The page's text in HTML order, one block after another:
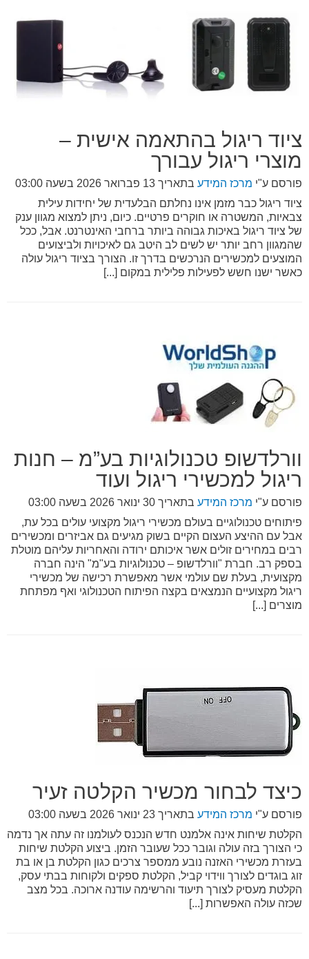
ציוד ריגול בהתאמה אישית –
מוצרי ריגול עבורך
פורסם ע"י מרכז המידע בתאריך 13 פברואר 2026 בשעה 03:00
ציוד ריגול כבר מזמן אינו נחלתם הבלעדית של יחידות עילית
צבאיות, המשטרה או חוקרים פרטיים. כיום, ניתן למצוא מגוון ענק
של ציוד ריגול באיכות גבוהה ביותר ברחבי האינטרנט. אבל, ככל
שהמגוון רחב יותר יש לשים לב היטב גם לאיכויות ולביצועים
המוצעים למכשירים הנרכשים בדרך זו. הצורך בציוד ריגול עולה
כאשר ישנו חשש לפעילות פלילית במקום [...]
וורלדשופ טכנולוגיות בע”מ – חנות
ריגול למכשירי ריגול ועוד
פורסם ע"י מרכז המידע בתאריך 30 ינואר 2026 בשעה 03:00
פיתוחים טכנולוגיים בעולם מכשירי ריגול מקצועי עולים בכל עת,
אבל עם ההיצע העצום הקיים בשוק מגיעים גם אביזרים ומכשירים
רבים במחירים זולים אשר איכותם ירודה והאחריות עליהם מוטלת
בספק רב. חברת "וורלדשופ – טכנולוגיות בע"מ" הינה חברה
מקצועית, בעלת שם עולמי אשר מאפשרת רכישה של מכשירי
ריגול מקצועיים הנמצאים בקצה הפיתוח הטכנולוגי ואף מפתחת
מוצרים [...]
כיצד לבחור מכשיר הקלטה זעיר
פורסם ע"י מרכז המידע בתאריך 23 ינואר 2026 בשעה 03:00
הקלטת שיחות אינה אלמנט חדש הנכנס לעולמנו זה עתה אך נדמה
כי הצורך בזה עולה וגובר ככל שעובר הזמן. ביצוע הקלטת שיחות
בעזרת מכשירי האזנה נובע ממספר צרכים כגון הקלטת בן או בת
זוג בוגדים לצורך ווידוי קביל, הקלטת ספקים ולקוחות בבתי עסק,
הקלטת מעסיק לצורך תיעוד והרשימה עודנה ארוכה. בכל מצב
שכזה עולה האפשרות [...]